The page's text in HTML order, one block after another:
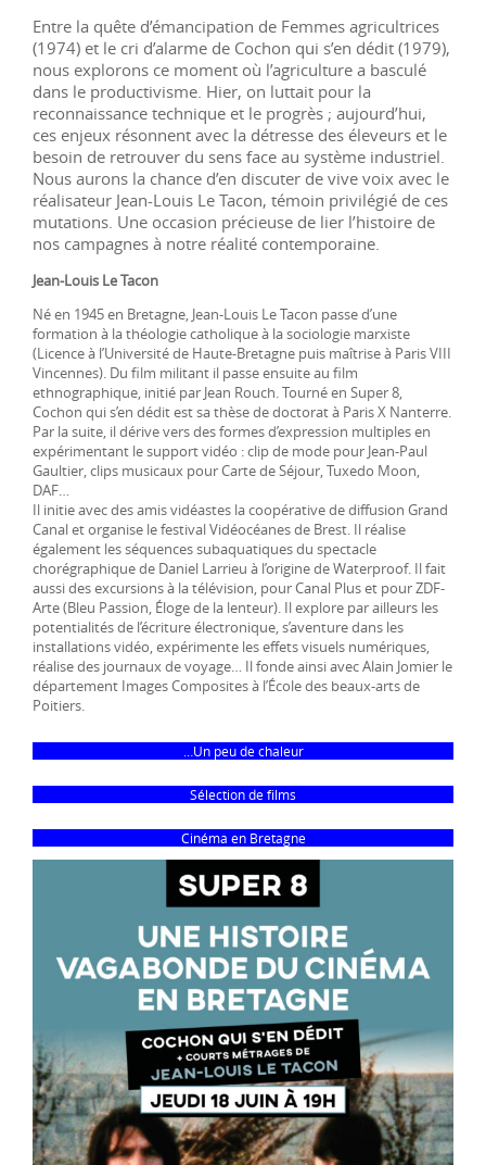
Entre la quête d’émancipation de Femmes agricultrices
(1974) et le cri d’alarme de Cochon qui s’en dédit (1979),
nous explorons ce moment où l’agriculture a basculé
dans le productivisme. Hier, on luttait pour la
reconnaissance technique et le progrès ; aujourd’hui,
ces enjeux résonnent avec la détresse des éleveurs et le
besoin de retrouver du sens face au système industriel.
Nous aurons la chance d’en discuter de vive voix avec le
réalisateur Jean-Louis Le Tacon, témoin privilégié de ces
mutations. Une occasion précieuse de lier l’histoire de
nos campagnes à notre réalité contemporaine.
Jean-Louis Le Tacon
Né en 1945 en Bretagne, Jean-Louis Le Tacon passe d’une
formation à la théologie catholique à la sociologie marxiste
(Licence à l’Université de Haute-Bretagne puis maîtrise à Paris VIII
Vincennes). Du film militant il passe ensuite au film
ethnographique, initié par Jean Rouch. Tourné en Super 8,
Cochon qui s’en dédit est sa thèse de doctorat à Paris X Nanterre.
Par la suite, il dérive vers des formes d’expression multiples en
expérimentant le support vidéo : clip de mode pour Jean-Paul
Gaultier, clips musicaux pour Carte de Séjour, Tuxedo Moon,
DAF…
Il initie avec des amis vidéastes la coopérative de diffusion Grand
Canal et organise le festival Vidéocéanes de Brest. Il réalise
également les séquences subaquatiques du spectacle
chorégraphique de Daniel Larrieu à l’origine de Waterproof. Il fait
aussi des excursions à la télévision, pour Canal Plus et pour ZDF-
Arte (Bleu Passion, Éloge de la lenteur). Il explore par ailleurs les
potentialités de l’écriture électronique, s’aventure dans les
installations vidéo, expérimente les effets visuels numériques,
réalise des journaux de voyage… Il fonde ainsi avec Alain Jomier le
département Images Composites à l’École des beaux-arts de
Poitiers.
…Un peu de chaleur
Sélection de films
Cinéma en Bretagne